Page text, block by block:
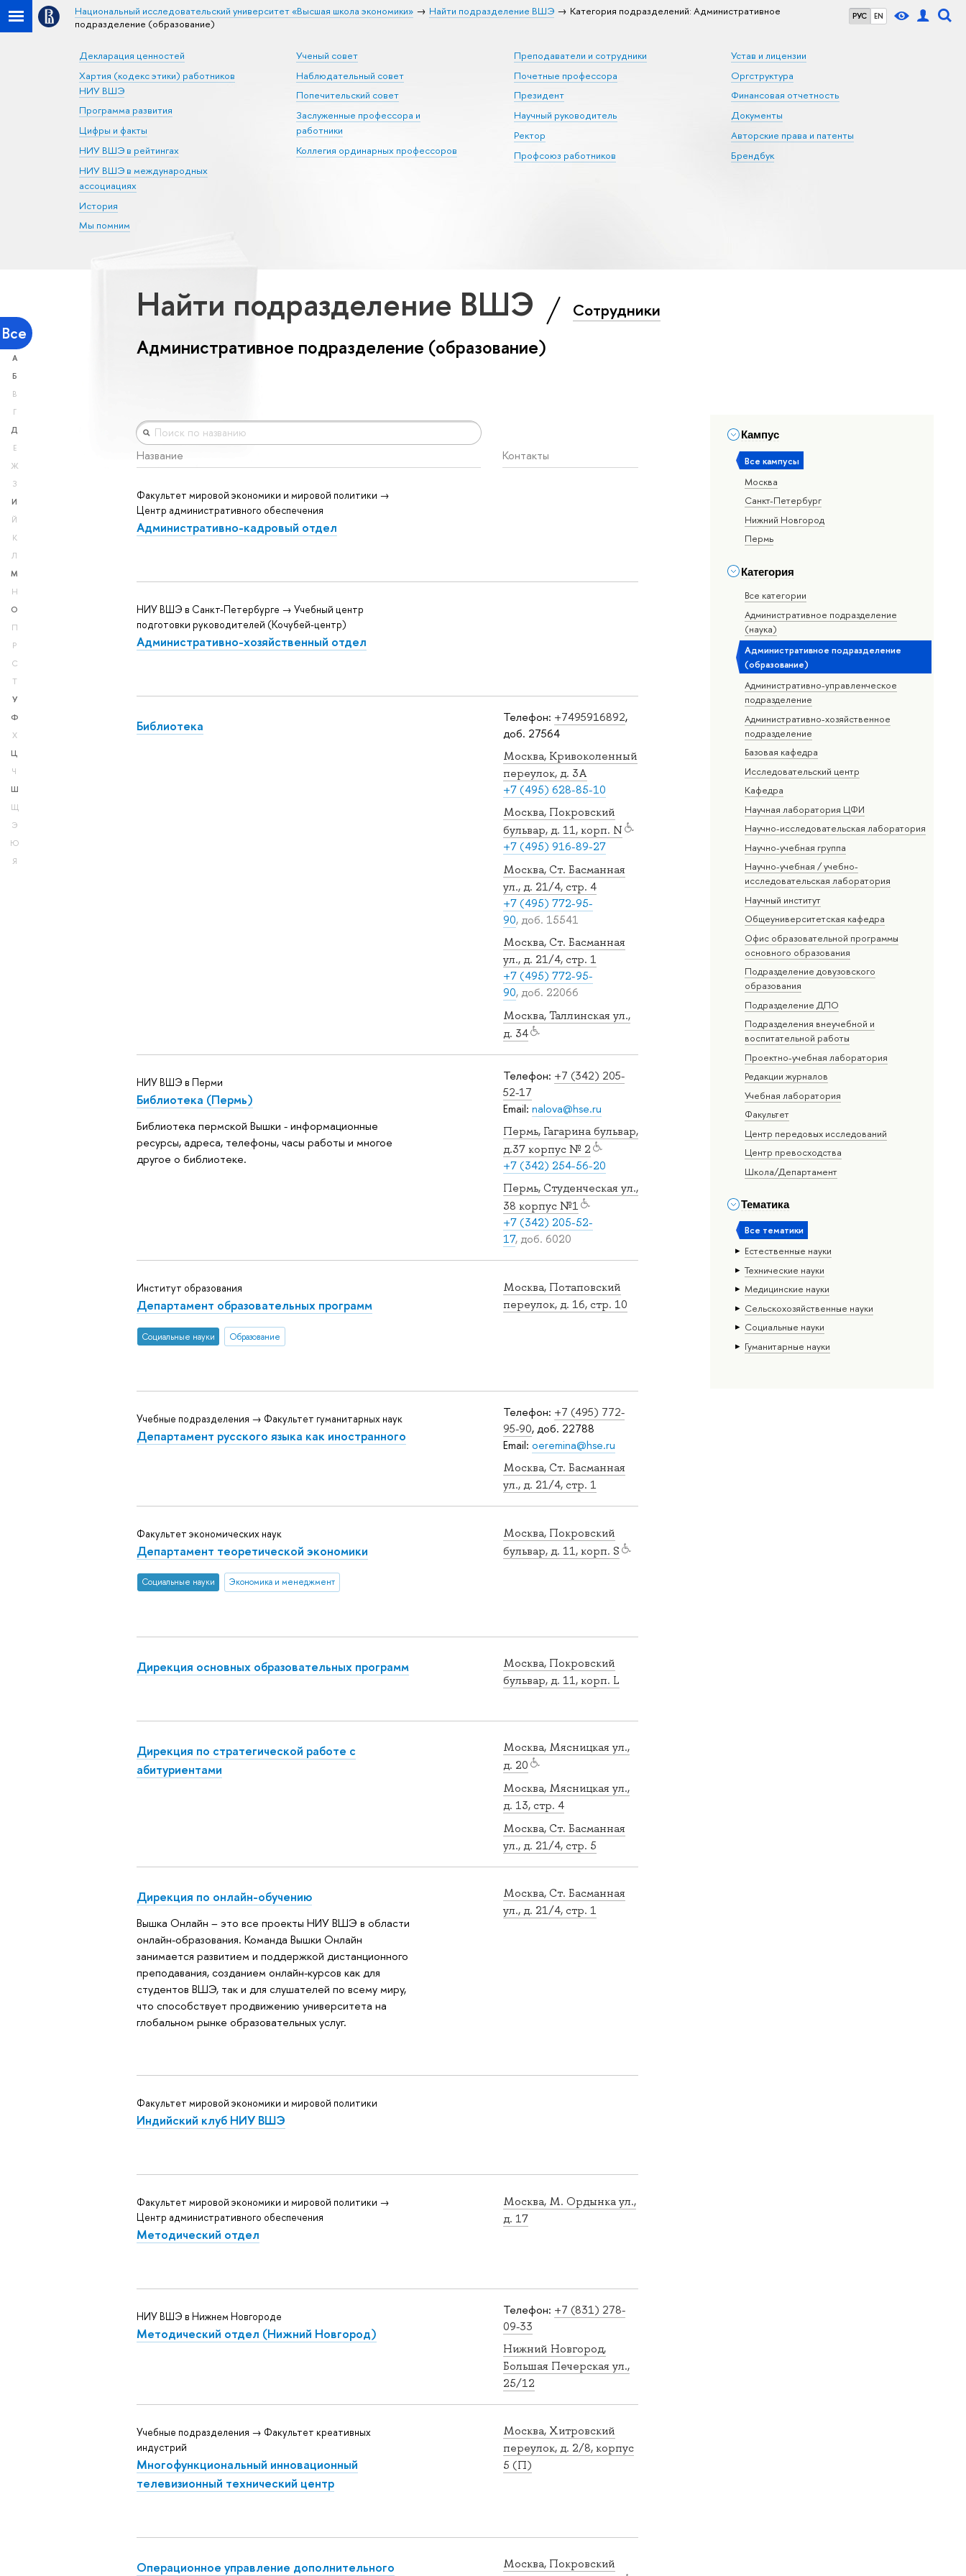
РУС EN
Национальный исследовательский университет «Высшая школа экономики» Найти подразделение ВШЭ
Категория подразделений: Административное
подразделение (образование)
Декларация ценностей
Хартия (кодекс этики) работников
НИУ ВШЭ
Программа развития
Цифры и факты
НИУ ВШЭ в рейтингах
НИУ ВШЭ в международных
ассоциациях
История
Мы помним
Ученый совет
Наблюдательный совет
Попечительский совет
Заслуженные профессора и
работники
Коллегия ординарных профессоров
Преподаватели и сотрудники
Почетные профессора
Президент
Научный руководитель
Ректор
Профсоюз работников
Устав и лицензии
Оргструктура
Финансовая отчетность
Документы
Авторские права и патенты
Брендбук
Все
А
Б
В
Г
Д
Е
Ж
З
И
Й
К
Л
М
Н
О
П
Р
С
Т
У
Ф
Х
Ц
Ч
Ш
Щ
Э
Ю
Я
Найти подразделение ВШЭ Сотрудники
Административное подразделение (образование)
Кампус
Все кампусы
Москва
Санкт-Петербург
Нижний Новгород
Пермь
Категория
Все категории
Административное подразделение
(наука)
Административное подразделение
(образование)
Административно-управленческое
подразделение
Административно-хозяйственное
подразделение
Базовая кафедра
Исследовательский центр
Кафедра
Научная лаборатория ЦФИ
Научно-исследовательская лаборатория
Научно-учебная группа
Научно-учебная / учебно-
исследовательская лаборатория
Научный институт
Общеуниверситетская кафедра
Офис образовательной программы
основного образования
Подразделение довузовского
образования
Подразделение ДПО
Подразделения внеучебной и
воспитательной работы
Проектно-учебная лаборатория
Редакции журналов
Учебная лаборатория
Факультет
Центр передовых исследований
Центр превосходства
Школа/Департамент
Тематика
Все тематики
Естественные науки
Тех­ничес­кие науки
Медицинские науки
Сельскохозяйственные науки
Социальные науки
Гуманитарные науки
Название Контакты
Факультет мировой экономики и мировой политики →
Центр административного обеспечения
Административно-кадровый отдел
НИУ ВШЭ в Санкт-Петербурге → Учебный центр
подготовки руководителей (Кочубей-центр)
Административно-хозяйственный отдел
Телефон: +7495916892,
доб. 27564
Москва, Кривоколенный
переулок, д. 3А
+7 (495) 628-85-10
Москва, Покровский
бульвар, д. 11, корп. N
+7 (495) 916-89-27
Москва, Ст. Басманная
ул., д. 21/4, стр. 4
+7 (495) 772-95-
90, доб. 15541
Москва, Ст. Басманная
ул., д. 21/4, стр. 1
+7 (495) 772-95-
90, доб. 22066
Москва, Таллинская ул.,
д. 34
Библиотека
Телефон: +7 (342) 205-
52-17
Email: nalova@hse.ru
Пермь, Гагарина бульвар,
д.37 корпус № 2
+7 (342) 254-56-20
Пермь, Студенческая ул.,
38 корпус №1
+7 (342) 205-52-
17, доб. 6020
НИУ ВШЭ в Перми
Библиотека (Пермь)
Библиотека пермской Вышки - информационные
ресурсы, адреса, телефоны, часы работы и многое
другое о библиотеке.
Москва, Потаповский
переулок, д. 16, стр. 10
Институт образования
Департамент образовательных программ
Социальные науки Образование
Телефон: +7 (495) 772-
95-90, доб. 22788
Email: oeremina@hse.ru
Москва, Ст. Басманная
ул., д. 21/4, стр. 1
Учебные подразделения → Факультет гуманитарных наук
Департамент русского языка как иностранного
Москва, Покровский
бульвар, д. 11, корп. S
Факультет экономических наук
Департамент теоретической экономики
Социальные науки Экономика и менеджмент
Москва, Покровский
бульвар, д. 11, корп. L
Дирекция основных образовательных программ
Москва, Мясницкая ул.,
д. 20
Москва, Мясницкая ул.,
д. 13, стр. 4
Москва, Ст. Басманная
ул., д. 21/4, стр. 5
Дирекция по стратегической работе с
абитуриентами
Москва, Ст. Басманная
ул., д. 21/4, стр. 1
Дирекция по онлайн-обучению
Вышка Онлайн – это все проекты НИУ ВШЭ в области
онлайн-образования. Команда Вышки Онлайн
занимается развитием и поддержкой дистанционного
преподавания, созданием онлайн-курсов как для
студентов ВШЭ, так и для слушателей по всему миру,
что способствует продвижению университета на
глобальном рынке образовательных услуг.
Факультет мировой экономики и мировой политики
Индийский клуб НИУ ВШЭ
Москва, М. Ордынка ул.,
д. 17
Факультет мировой экономики и мировой политики →
Центр административного обеспечения
Методический отдел
Телефон: +7 (831) 278-
09-33
Нижний Новгород,
Большая Печерская ул.,
25/12
НИУ ВШЭ в Нижнем Новгороде
Методический отдел (Нижний Новгород)
Москва, Хитровский
переулок, д. 2/8, корпус
5 (П)
Учебные подразделения → Факультет креативных
индустрий
Многофункциональный инновационный
телевизионный технический центр
Москва, Покровский
Операционное управление дополнительного